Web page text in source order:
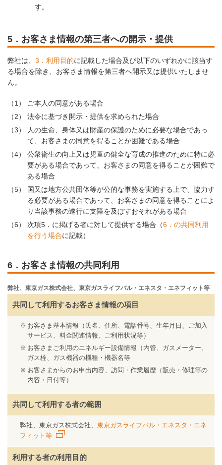
す。
5．お客さま情報の第三者への開示・提供
弊社は、 3．利用目的に記載した場合及び以下のいずれかに該当す
る場合を除き、お客さま情報を第三者へ開示又は提供いたしませ
ん。
（1）
ご本人の同意がある場合
（2）
法令に基づき開示・提供を求められた場合
（3）
人の生命、身体又は財産の保護のために必要な場合であっ
て、お客さまの同意を得ることが困難である場合
（4）
公衆衛生の向上又は児童の健全な育成の推進のために特に必
要がある場合であって、お客さまの同意を得ることが困難で
ある場合
（5）
国又は地方公共団体等が公的な事務を実施する上で、協力す
る必要がある場合であって、お客さまの同意を得ることによ
り当該事務の遂行に支障を及ぼすおそれがある場合
（6）
次項5．に掲げる者に対して提供する場合（6．の共同利用
を行う場合に記載）
6．お客さま情報の共同利用
弊社、東京ガス株式会社、東京ガスライフバル・エネスタ・エネフィット等
共同して利用するお客さま情報の項目
お客さま基本情報（氏名、住所、電話番号、生年月日、ご加入
サービス、料金関連情報、ご利用状況等）
お客さまご利用のエネルギー設備情報（内管、ガスメーター、
ガス栓、ガス機器の機種・機器名等
お客さまからのお申出内容、訪問・作業履歴（販売・修理等の
内容・日付等）
共同して利用する者の範囲
弊社、東京ガス株式会社、 東京ガスライフバル・エネスタ・エネ
フィット等
利用する者の利用目的